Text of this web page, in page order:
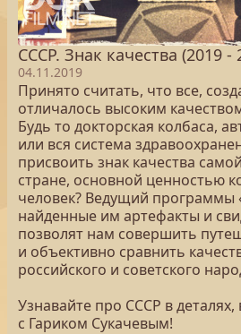
СССР. Знак качества (2019 -
04.11.2019
Принято считать, что все,
отличалось высоким
Будь то докторская колбаса,
или вся система
присвоить знак качества
стране, основной ценностью
человек? Ведущий программы
найденные им артефакты и
позволят нам совершить
и объективно сравнить
российского и советского
Узнавайте про СССР в
с Гариком Сукачевым!